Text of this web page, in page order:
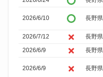
2026/6/10 長野県
2026/7/12
長野県
2026/6/9
長野県
2026/6/9 長野県